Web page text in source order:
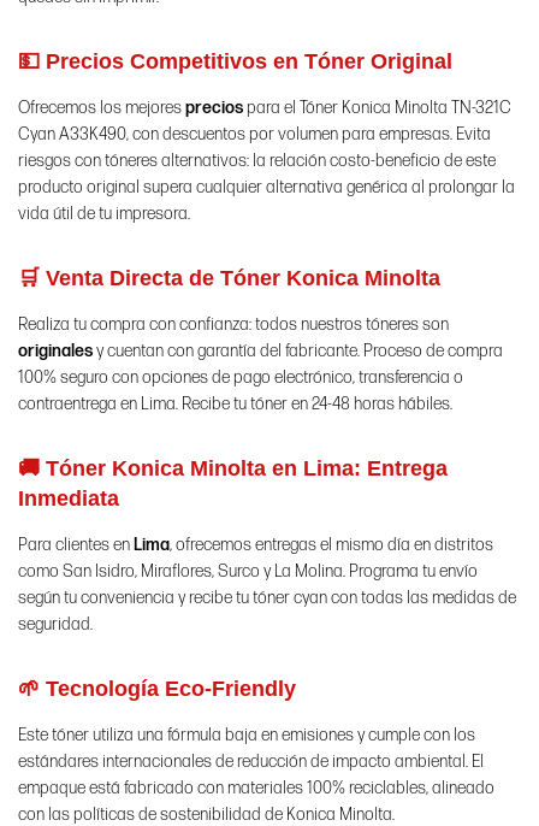
💵 Precios Competitivos en Tóner Original
Ofrecemos los mejoresprecios para el Tóner Konica Minolta TN-321C
Cyan A33K490, con descuentos por volumen para empresas. Evita
riesgos con tóneres alternativos: la relación costo-beneficio de este
producto original supera cualquier alternativa genérica al prolongar la
vida útil de tu impresora.
🛒 Venta Directa de Tóner Konica Minolta
Realiza tu compra con confianza: todos nuestros tóneres son
originalesy cuentan con garantía del fabricante. Proceso de compra
100% seguro con opciones de pago electrónico, transferencia o
contraentrega en Lima. Recibe tu tóner en 24-48 horas hábiles.
🚚 Tóner Konica Minolta en Lima: Entrega
Inmediata
Para clientes en Lima, ofrecemos entregas el mismo día en distritos
como San Isidro, Miraflores, Surco y La Molina. Programa tu envío
según tu conveniencia y recibe tu tóner cyan con todas las medidas de
seguridad.
🌱 Tecnología Eco-Friendly
Este tóner utiliza una fórmula baja en emisiones y cumple con los
estándares internacionales de reducción de impacto ambiental. El
empaque está fabricado con materiales 100% reciclables, alineado
con las políticas de sostenibilidad de Konica Minolta.